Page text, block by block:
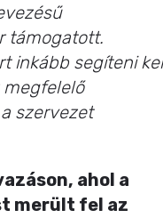
támogatott.
inkább segíteni
megfelelő
szervezet
ahol a
merült fel az